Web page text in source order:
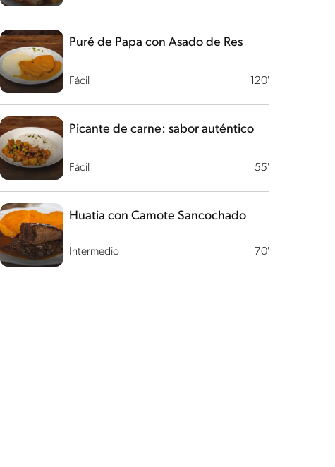
Fácil 120'
Puré de Papa con Asado de Res
Fácil 55'
Picante de carne: sabor auténtico
Intermedio 70'
Huatia con Camote Sancochado